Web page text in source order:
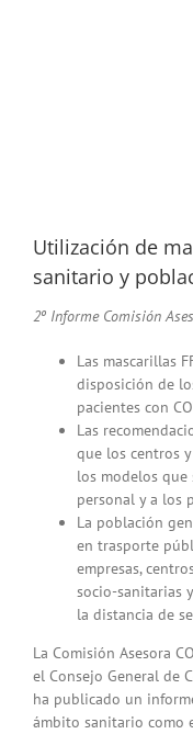
Utilización de
sanitario y
2º Informe Comisión
Las mascarillas
disposición de
pacientes con
Las
que los centros
los modelos que
personal y a los
La población
en trasporte
empresas,
socio-sanitarias
la distancia de
La Comisión Asesora
el Consejo General de
ha publicado un
ámbito sanitario como